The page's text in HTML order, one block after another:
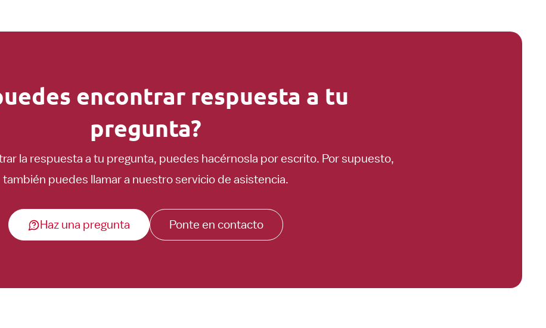
encontrar respuesta a tu
pregunta?
la respuesta a tu pregunta, puedes hacérnosla por escrito. Por supuesto,
también puedes llamar a nuestro servicio de asistencia.
Haz una pregunta Ponte en contacto